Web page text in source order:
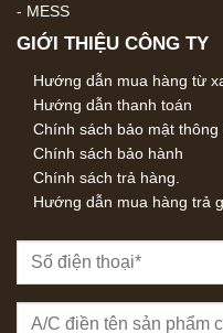
- MESS
GIỚI THIỆU CÔNG TY
Hướng dẫn mua hàng từ
Hướng dẫn thanh toán
Chính sách bảo mật thông
Chính sách bảo hành
Chính sách trả hàng.
Hướng dẫn mua hàng trả